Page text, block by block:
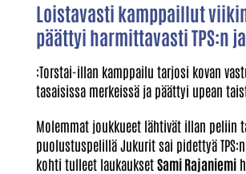
Loistavasti kamppaillut
päättyi harmittavasti TPS:n
:Torstai-illan kamppailu tarjosi kovan
tasaisissa merkeissä ja päättyi upean
Molemmat joukkueet lähtivät illan peliin
puolustuspelillä Jukurit sai pidettyä
kohti tulleet laukauksetSami Rajaniemi